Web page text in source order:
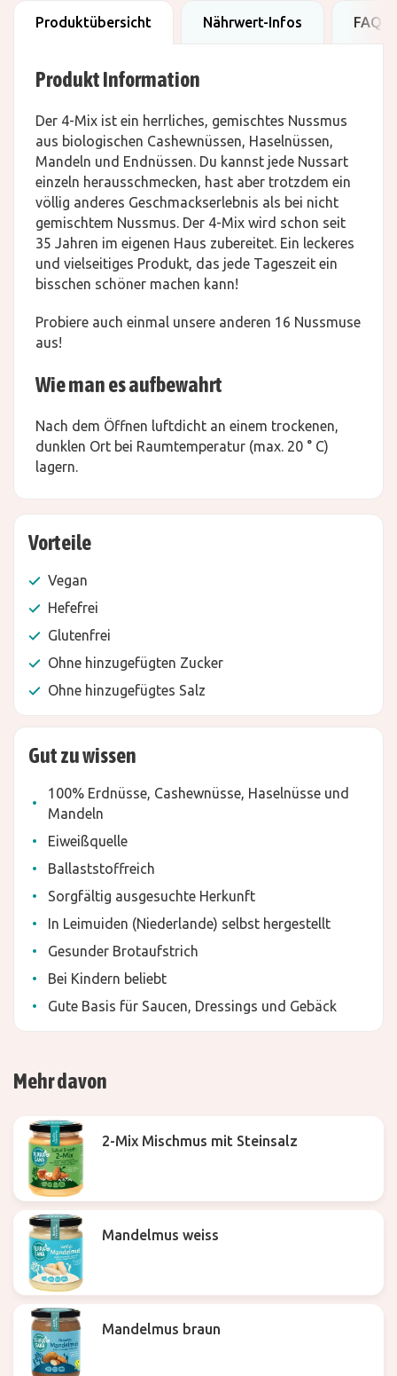
Produktübersicht Nährwert-Infos FAQ
Produkt Information
Der 4-Mix ist ein herrliches, gemischtes Nussmus
aus biologischen Cashewnüssen, Haselnüssen,
Mandeln und Endnüssen. Du kannst jede Nussart
einzeln herausschmecken, hast aber trotzdem ein
völlig anderes Geschmackserlebnis als bei nicht
gemischtem Nussmus. Der 4-Mix wird schon seit
35 Jahren im eigenen Haus zubereitet. Ein leckeres
und vielseitiges Produkt, das jede Tageszeit ein
bisschen schöner machen kann!
Probiere auch einmal unsere anderen 16 Nussmuse
aus!
Wie man es aufbewahrt
Nach dem Öffnen luftdicht an einem trockenen,
dunklen Ort bei Raumtemperatur (max. 20 ° C)
lagern.
Vorteile
Vegan
Hefefrei
Glutenfrei
Ohne hinzugefügten Zucker
Ohne hinzugefügtes Salz
Gut zu wissen
100% Erdnüsse, Cashewnüsse, Haselnüsse und
Mandeln
Eiweißquelle
Ballaststoffreich
Sorgfältig ausgesuchte Herkunft
In Leimuiden (Niederlande) selbst hergestellt
Gesunder Brotaufstrich
Bei Kindern beliebt
Gute Basis für Saucen, Dressings und Gebäck
Mehr davon
2-Mix Mischmus mit Steinsalz
Mandelmus weiss
Mandelmus braun